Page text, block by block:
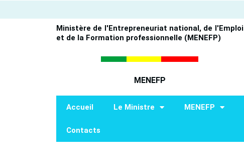
au
Ministère de l'Entrepreneuriat national, de l'Emploi
et de la Formation professionnelle (MENEFP)
MENEFP
Accueil Le Ministre MENEFP
Contacts